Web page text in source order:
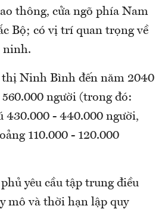
thông, cửa ngõ phía Nam
Bộ; có vị trí quan trọng về
ninh.
thị Ninh Bình đến năm 2040
người (trong đó:
430.000 - 440.000 người,
110.000 - 120.000
yêu cầu tập trung điều
mô và thời hạn lập quy